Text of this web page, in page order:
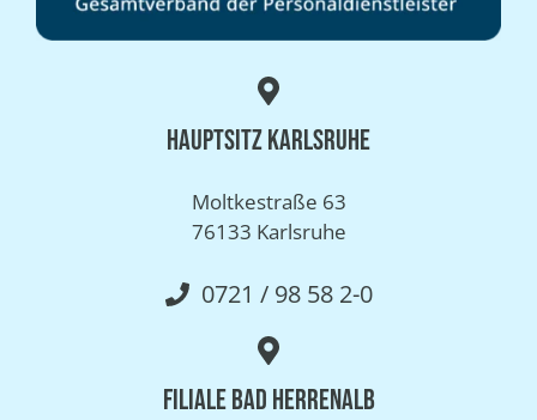
Hauptsitz Karlsruhe
Moltkestraße 63
76133 Karlsruhe
0721 / 98 58 2-0
Filiale Bad Herrenalb